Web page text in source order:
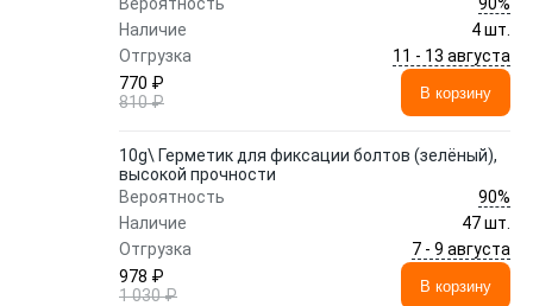
Наличие
4 шт.
Отгрузка
11 - 13 августа
770 ₽
810 ₽
В корзину
10g\ Герметик для фиксации болтов (зелёный),
высокой прочности
Вероятность
90%
Наличие
47 шт.
Отгрузка
7 - 9 августа
978 ₽
1 030 ₽
В корзину